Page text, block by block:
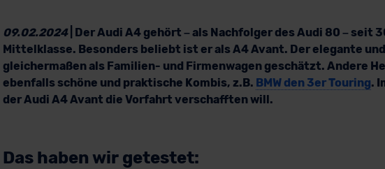
09.02.2024| Der Audi A4 gehört – als Nachfolger des Audi 80 – seit
Mittelklasse. Besonders beliebt ist er als A4 Avant. Der elegante
gleichermaßen als Familien- und Firmenwagen geschätzt. Andere
ebenfalls schöne und praktische Kombis, z.B. BMW den 3er Touring.
der Audi A4 Avant die Vorfahrt verschafften will.
Das haben wir getestet: